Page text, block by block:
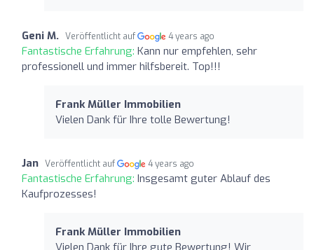
Geni M. Veröffentlicht auf 4 years ago
Fantastische Erfahrung: Kann nur empfehlen, sehr
professionell und immer hilfsbereit. Top!!!
Frank Müller Immobilien
Vielen Dank für Ihre tolle Bewertung!
Jan Veröffentlicht auf 4 years ago
Fantastische Erfahrung: Insgesamt guter Ablauf des
Kaufprozesses!
Frank Müller Immobilien
Vielen Dank für Ihre gute Bewertung! Wir